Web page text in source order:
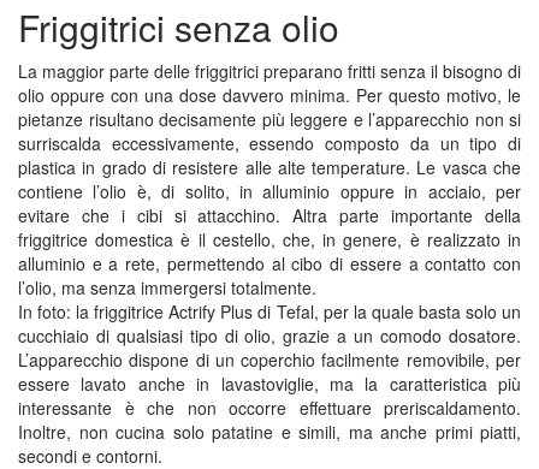
Friggitrici senza olio
La maggior parte delle friggitrici preparano fritti senza il bisogno di
olio oppure con una dose davvero minima. Per questo motivo, le
pietanze risultano decisamente più leggere e l’apparecchio non si
surriscalda eccessivamente, essendo composto da un tipo di
plastica in grado di resistere alle alte temperature. Le vasca che
contiene l’olio è, di solito, in alluminio oppure in acciaio, per
evitare che i cibi si attacchino. Altra parte importante della
friggitrice domestica è il cestello, che, in genere, è realizzato in
alluminio e a rete, permettendo al cibo di essere a contatto con
l’olio, ma senza immergersi totalmente.
In foto: la friggitrice Actrify Plus di Tefal, per la quale basta solo un
cucchiaio di qualsiasi tipo di olio, grazie a un comodo dosatore.
L’apparecchio dispone di un coperchio facilmente removibile, per
essere lavato anche in lavastoviglie, ma la caratteristica più
interessante è che non occorre effettuare preriscaldamento.
Inoltre, non cucina solo patatine e simili, ma anche primi piatti,
secondi e contorni.